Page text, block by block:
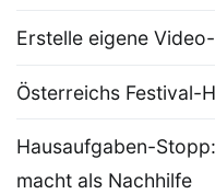
Erstelle eigene
Österreichs Festival-
Hausaufgaben-
macht als Nachhilfe